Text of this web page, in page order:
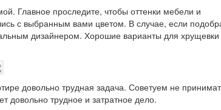
Главное проследите, чтобы оттенки мебели и
с выбранным вами цветом. В случае, если
дизайнером. Хорошие варианты для
довольно трудная задача. Советуем не
довольно трудное и затратное дело.